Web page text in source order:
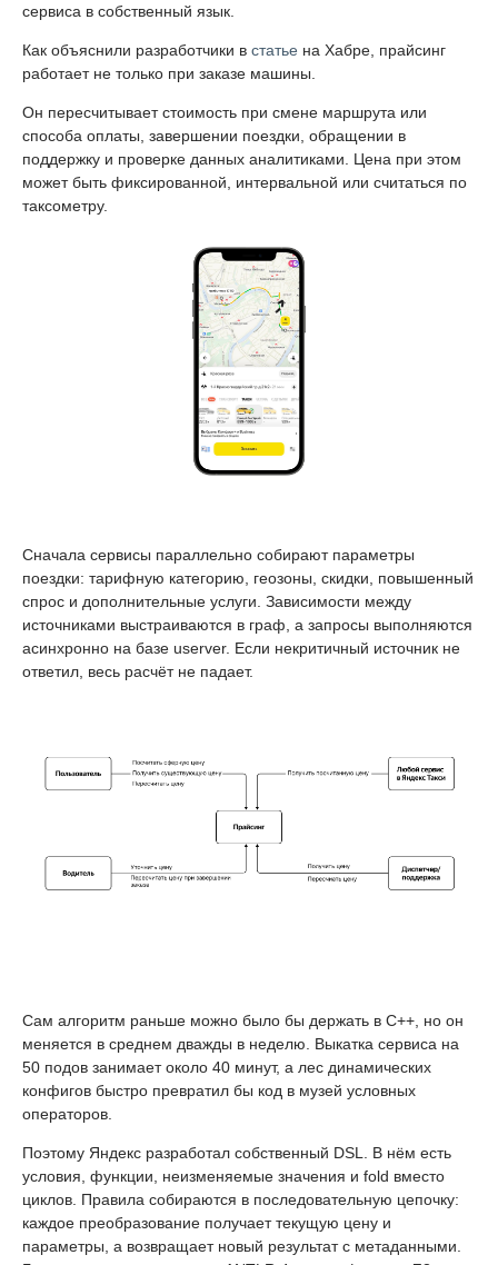
сервиса в собственный язык.
Как объяснили разработчики в статье на Хабре, прайсинг
работает не только при заказе машины.
Он пересчитывает стоимость при смене маршрута или
способа оплаты, завершении поездки, обращении в
поддержку и проверке данных аналитиками. Цена при этом
может быть фиксированной, интервальной или считаться по
таксометру.
Сначала сервисы параллельно собирают параметры
поездки: тарифную категорию, геозоны, скидки, повышенный
спрос и дополнительные услуги. Зависимости между
источниками выстраиваются в граф, а запросы выполняются
асинхронно на базе userver. Если некритичный источник не
ответил, весь расчёт не падает.
Сам алгоритм раньше можно было бы держать в C++, но он
меняется в среднем дважды в неделю. Выкатка сервиса на
50 подов занимает около 40 минут, а лес динамических
конфигов быстро превратил бы код в музей условных
операторов.
Поэтому Яндекс разработал собственный DSL. В нём есть
условия, функции, неизменяемые значения и fold вместо
циклов. Правила собираются в последовательную цепочку:
каждое преобразование получает текущую цену и
параметры, а возвращает новый результат с метаданными.